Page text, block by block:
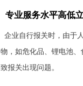
专业服务水平高低
企业自行报关时，由于
物，如危化品、锂电池
致报关出现问题。